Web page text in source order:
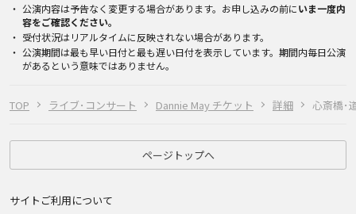
TOP ライブ･コンサート Dannie May チケット 詳細 心斎橋･
公演内容は予告なく変更する場合があります。お申し込みの前にいま一度内
容をご確認ください。
受付状況はリアルタイムに反映されない場合があります。
公演期間は最も早い日付と最も遅い日付を表示しています。期間内毎日公演
があるという意味ではありません。
ページトップへ
サイトご利用について